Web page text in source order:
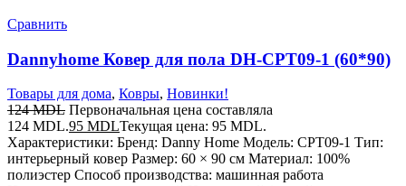
Сравнить
Dannyhome Ковер для пола DH-CPT09-1 (60*90)
Товары для дома, Ковры, Новинки!
124MDL Первоначальная цена составляла
124 MDL.95 MDLТекущая цена: 95 MDL.
Характеристики: Бренд: Danny Home Модель: CPT09-1 Тип:
интерьерный ковер Размер: 60 × 90 см Материал: 100%
полиэстер Способ производства: машинная работа